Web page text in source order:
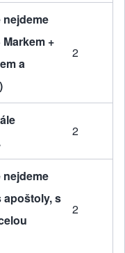
nejdeme
Markem +
a
2
2
nejdeme
apoštoly, s
2